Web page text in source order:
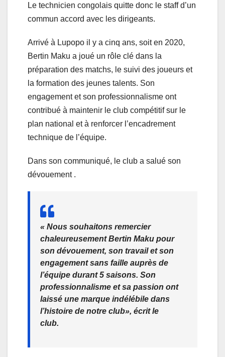
Le technicien congolais quitte donc le staff d’un
commun accord avec les dirigeants.
Arrivé à Lupopo il y a cinq ans, soit en 2020,
Bertin Maku a joué un rôle clé dans la
préparation des matchs, le suivi des joueurs et
la formation des jeunes talents. Son
engagement et son professionnalisme ont
contribué à maintenir le club compétitif sur le
plan national et à renforcer l’encadrement
technique de l’équipe.
Dans son communiqué, le club a salué son
dévouement .
« Nous souhaitons remercier
chaleureusement Bertin Maku pour
son dévouement, son travail et son
engagement sans faille auprès de
l’équipe durant 5 saisons. Son
professionnalisme et sa passion ont
laissé une marque indélébile dans
l’histoire de notre club», écrit le
club.